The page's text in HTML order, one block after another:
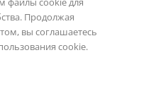
Продолжая
вы соглашаетесь
cookie.